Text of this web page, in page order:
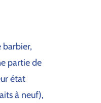
barbier,
partie de
état
à neuf),